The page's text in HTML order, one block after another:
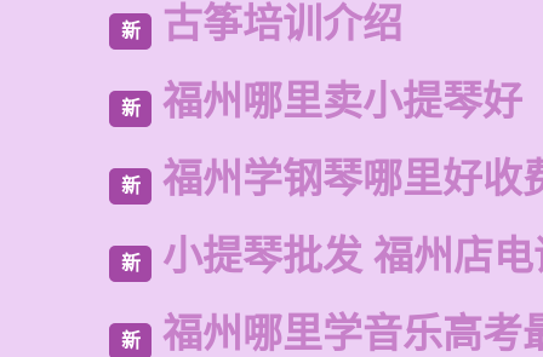
新 古筝培训介绍
新 福州哪里卖小提琴好
新 福州学钢琴哪里好收
新 小提琴批发 福州店
新 福州哪里学音乐高考